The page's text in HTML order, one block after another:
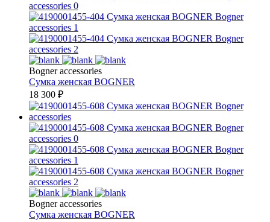
Bogner accessories
Сумка женская BOGNER
18 300 ₽
Bogner accessories
Сумка женская BOGNER